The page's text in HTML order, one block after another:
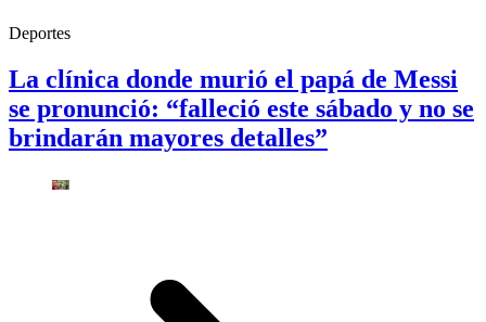
Deportes
La clínica donde murió el papá de Messi
se pronunció: “falleció este sábado y no se
brindarán mayores detalles”